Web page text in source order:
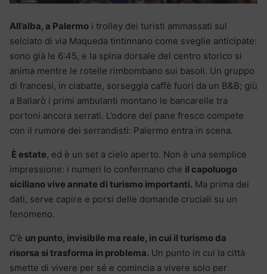
All’alba, a Palermo i trolley dei turisti ammassati sul
selciato di via Maqueda tintinnano come sveglie anticipate:
sono già le 6:45, e la spina dorsale del centro storico si
anima mentre le rotelle rimbombano sui basoli. Un gruppo
di francesi, in ciabatte, sorseggia caffè fuori da un B&B; giù
a Ballarò i primi ambulanti montano le bancarelle tra
portoni ancora serrati. L’odore del pane fresco compete
con il rumore dei serrandisti: Palermo entra in scena.
È estate, ed è un set a cielo aperto. Non è una semplice
impressione: i numeri lo confermano che il capoluogo
siciliano vive annate di turismo importanti. Ma prima dei
dati, serve capire e porsi delle domande cruciali su un
fenomeno.
C’è un punto, invisibile ma reale, in cui il turismo da
risorsa si trasforma in problema. Un punto in cui la città
smette di vivere per sé e comincia a vivere solo per